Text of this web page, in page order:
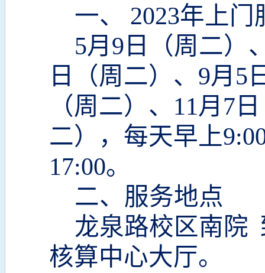
一、
2023年上
5月9日（周二）
日（周二）、9月5
（周二）、11月7
二），每天早上
17:00。
二、服务地点
龙泉路校区南院
核算中心大厅。